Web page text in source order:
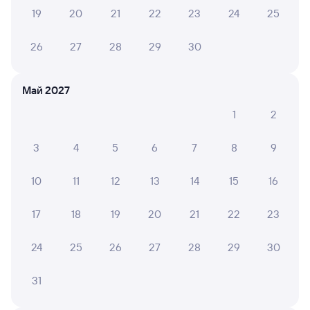
Даже если сейчас нет мест
Искать билеты
Отзывы пассажиров Туту о поездах
отрицательные мнения
10 ГАЛИНА Е.
Комфортно и удобно. Спасибо.
10
19 20 21 22 23 24 25
26 27 28 29 30
Май 2027
1
2
3 4 5 6 7 8 9
10 11 12 13 14 15 16
17 18 19 20 21 22 23
24 25 26 27 28 29 30
31